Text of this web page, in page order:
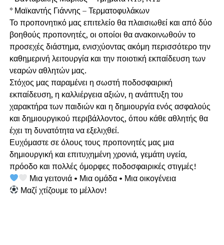
* Μαϊκαντής Γιάννης – Τερματοφυλάκων
Το προπονητικό μας επιτελείο θα πλαισιωθεί και από δύο
βοηθούς προπονητές, οι οποίοι θα ανακοινωθούν το
προσεχές διάστημα, ενισχύοντας ακόμη περισσότερο την
καθημερινή λειτουργία και την ποιοτική εκπαίδευση των
νεαρών αθλητών μας.
Στόχος μας παραμένει η σωστή ποδοσφαιρική
εκπαίδευση, η καλλιέργεια αξιών, η ανάπτυξη του
χαρακτήρα των παιδιών και η δημιουργία ενός ασφαλούς
και δημιουργικού περιβάλλοντος, όπου κάθε αθλητής θα
έχει τη δυνατότητα να εξελιχθεί.
Ευχόμαστε σε όλους τους προπονητές μας μια
δημιουργική και επιτυχημένη χρονιά, γεμάτη υγεία,
πρόοδο και πολλές όμορφες ποδοσφαιρικές στιγμές!
Μια γειτονιά • Μια ομάδα • Μια οικογένεια
Μαζί χτίζουμε το μέλλον!